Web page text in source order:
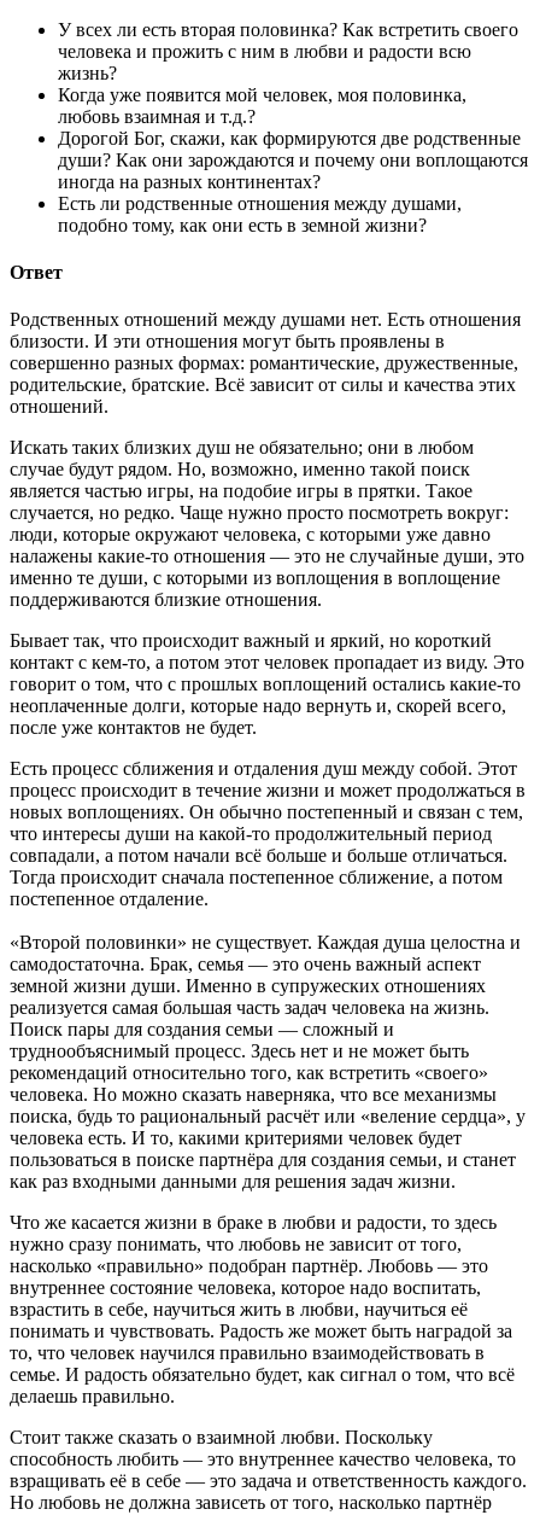
У всех ли есть вторая половинка? Как встретить своего
человека и прожить с ним в любви и радости всю
жизнь?
Когда уже появится мой человек, моя половинка,
любовь взаимная и т.д.?
Дорогой Бог, скажи, как формируются две родственные
души? Как они зарождаются и почему они воплощаются
иногда на разных континентах?
Есть ли родственные отношения между душами,
подобно тому, как они есть в земной жизни?
Ответ
Родственных отношений между душами нет. Есть отношения
близости. И эти отношения могут быть проявлены в
совершенно разных формах: романтические, дружественные,
родительские, братские. Всё зависит от силы и качества этих
отношений.
Искать таких близких душ не обязательно; они в любом
случае будут рядом. Но, возможно, именно такой поиск
является частью игры, на подобие игры в прятки. Такое
случается, но редко. Чаще нужно просто посмотреть вокруг:
люди, которые окружают человека, с которыми уже давно
налажены какие-то отношения — это не случайные души, это
именно те души, с которыми из воплощения в воплощение
поддерживаются близкие отношения.
Бывает так, что происходит важный и яркий, но короткий
контакт с кем-то, а потом этот человек пропадает из виду. Это
говорит о том, что с прошлых воплощений остались какие-то
неоплаченные долги, которые надо вернуть и, скорей всего,
после уже контактов не будет.
Есть процесс сближения и отдаления душ между собой. Этот
процесс происходит в течение жизни и может продолжаться в
новых воплощениях. Он обычно постепенный и связан с тем,
что интересы души на какой-то продолжительный период
совпадали, а потом начали всё больше и больше отличаться.
Тогда происходит сначала постепенное сближение, а потом
постепенное отдаление.
«Второй половинки» не существует. Каждая душа целостна и
самодостаточна. Брак, семья — это очень важный аспект
земной жизни души. Именно в супружеских отношениях
реализуется самая большая часть задач человека на жизнь.
Поиск пары для создания семьи — сложный и
труднообъяснимый процесс. Здесь нет и не может быть
рекомендаций относительно того, как встретить «своего»
человека. Но можно сказать наверняка, что все механизмы
поиска, будь то рациональный расчёт или «веление сердца», у
человека есть. И то, какими критериями человек будет
пользоваться в поиске партнёра для создания семьи, и станет
как раз входными данными для решения задач жизни.
Что же касается жизни в браке в любви и радости, то здесь
нужно сразу понимать, что любовь не зависит от того,
насколько «правильно» подобран партнёр. Любовь — это
внутреннее состояние человека, которое надо воспитать,
взрастить в себе, научиться жить в любви, научиться её
понимать и чувствовать. Радость же может быть наградой за
то, что человек научился правильно взаимодействовать в
семье. И радость обязательно будет, как сигнал о том, что всё
делаешь правильно.
Стоит также сказать о взаимной любви. Поскольку
способность любить — это внутреннее качество человека, то
взращивать её в себе — это задача и ответственность каждого.
Но любовь не должна зависеть от того, насколько партнёр